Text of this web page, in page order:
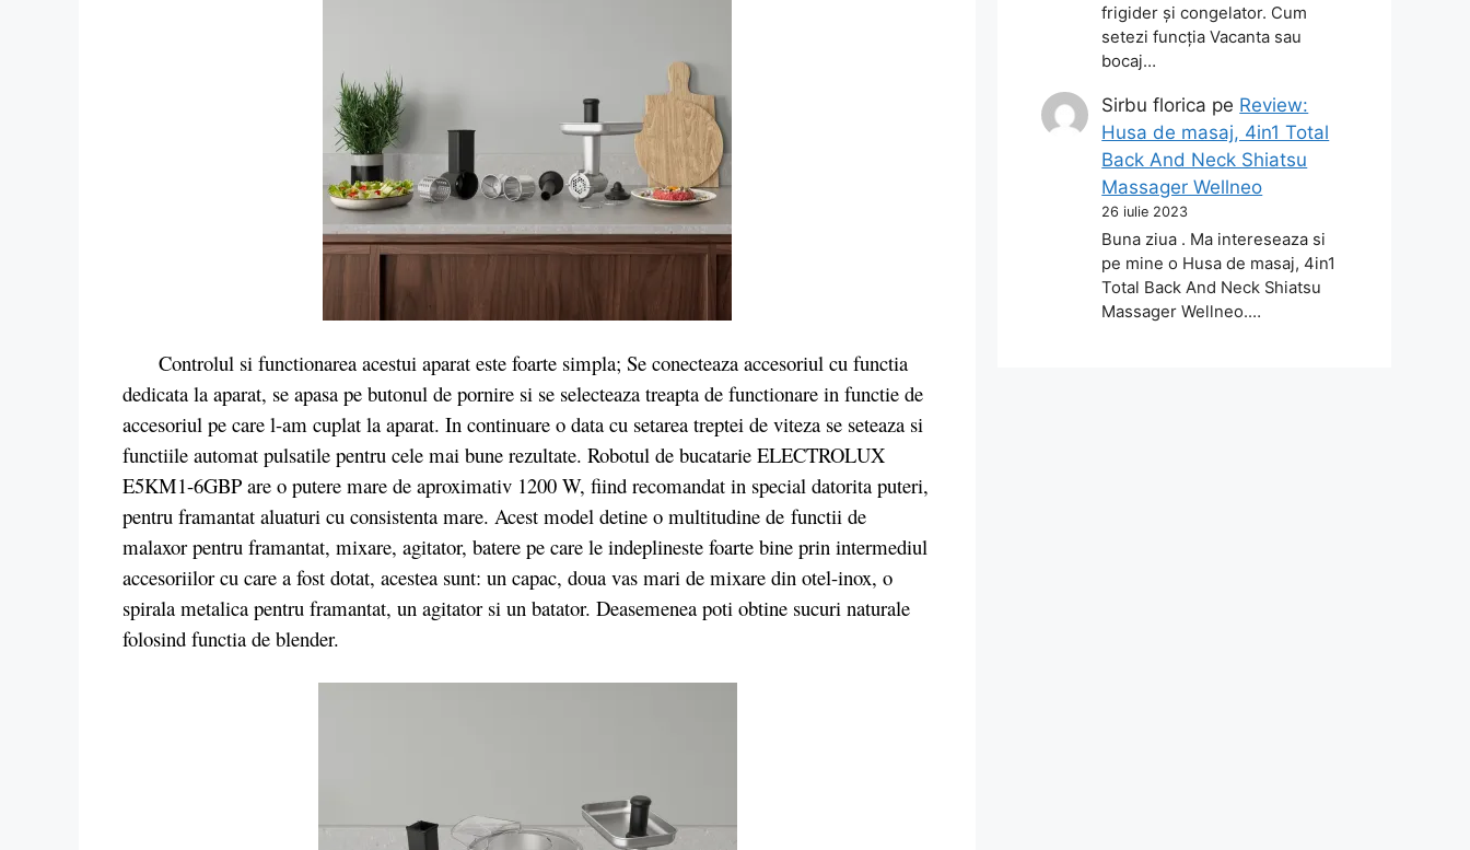
Controlul si functionarea acestui aparat este foarte simpla; Se conecteaza accesoriul cu functia
dedicata la aparat, se apasa pe butonul de pornire si se selecteaza treapta de functionare in functie de
accesoriul pe care l-am cuplat la aparat. In continuare o data cu setarea treptei de viteza se seteaza si
functiile automat pulsatile pentru cele mai bune rezultate. Robotul de bucatarie ELECTROLUX
E5KM1-6GBP are o putere mare de aproximativ 1200 W, fiind recomandat in special datorita puteri,
pentru framantat aluaturi cu consistenta mare. Acest model detine o multitudine de functii de
malaxor pentru framantat, mixare, agitator, batere pe care le indeplineste foarte bine prin intermediul
accesoriilor cu care a fost dotat, acestea sunt: un capac, doua vas mari de mixare din otel-inox, o
spirala metalica pentru framantat, un agitator si un batator. Deasemenea poti obtine sucuri naturale
folosind functia de blender.
frigider și congelator. Cum
setezi funcția Vacanta sau
bocaj…
Sirbu florica pe Review:
Husa de masaj, 4in1 Total
Back And Neck Shiatsu
Massager Wellneo
26 iulie 2023
Buna ziua . Ma intereseaza si
pe mine o Husa de masaj, 4in1
Total Back And Neck Shiatsu
Massager Wellneo.…